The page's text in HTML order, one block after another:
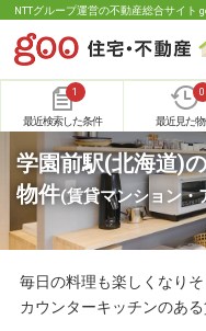
NTTグループ運営の不動産総合サイト
1
最近検索した条件
0
最近見た
学園前駅(北海道)
物件(賃貸マンション・
毎日の料理も楽しくなりそ
カウンターキッチンのあ